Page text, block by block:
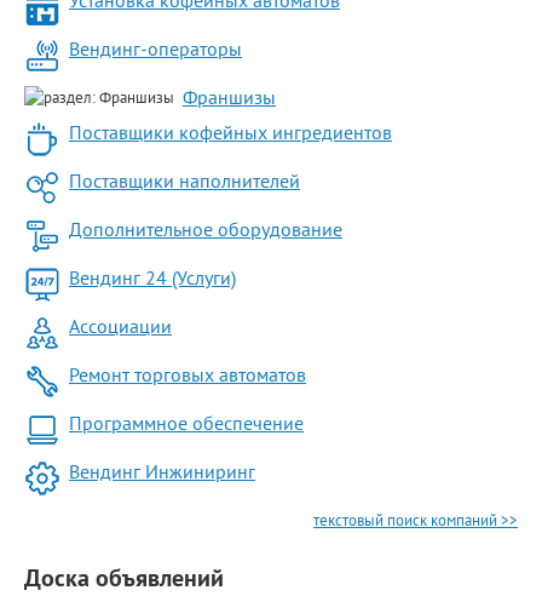
Вендинг-операторы
Франшизы
Поставщики кофейных ингредиентов
Поставщики наполнителей
Дополнительное оборудование
Вендинг 24 (Услуги)
Ассоциации
Ремонт торговых автоматов
Программное обеспечение
Вендинг Инжиниринг
текстовый поиск компаний >>
Доска объявлений